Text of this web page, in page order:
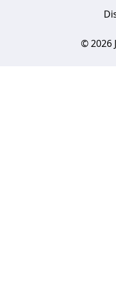
© 2026